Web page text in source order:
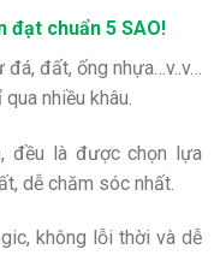
đạt chuẩn 5 SAO!
đất, ống nhựa…v..v…
nhiều khâu.
đều là được chọn lựa
dễ chăm sóc nhất.
không lỗi thời và dễ